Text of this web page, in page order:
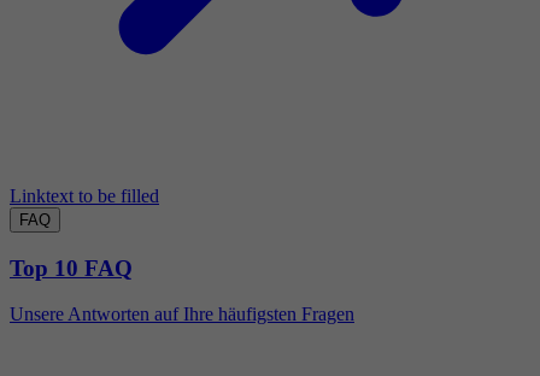
Linktext to be filled
FAQ
Top 10 FAQ
Unsere Antworten auf Ihre häufigsten Fragen